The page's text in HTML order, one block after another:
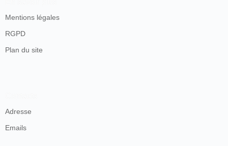
Mentions légales
RGPD
Plan du site
Adresse
Emails